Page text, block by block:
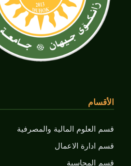
الأقسام
قسم العلوم المالية والمصرفية
قسم ادارة الاعمال
قسم المحاسبة